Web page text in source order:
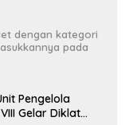
dengan kategori
pada
Pengelola
Gelar Diklat